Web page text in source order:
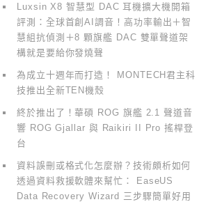
Luxsin X8 智慧型 DAC 耳機擴大機開箱
評測：全球首創AI調音！高功率輸出＋智
慧組抗偵測＋8 顆旗艦 DAC 雙單聲道架
構就是要給你發燒聲
為成立十週年而打造！ MONTECH君主科
技推出全新TEN機殼
終於推出了！華碩 ROG 旗艦 2.1 聲道音
響 ROG Gjallar 與 Raikiri II Pro 搖桿登
台
資料誤刪或格式化怎麼辦？技術頗析如何
透過資料救援軟體來幫忙： EaseUS
Data Recovery Wizard 三步驟簡單好用